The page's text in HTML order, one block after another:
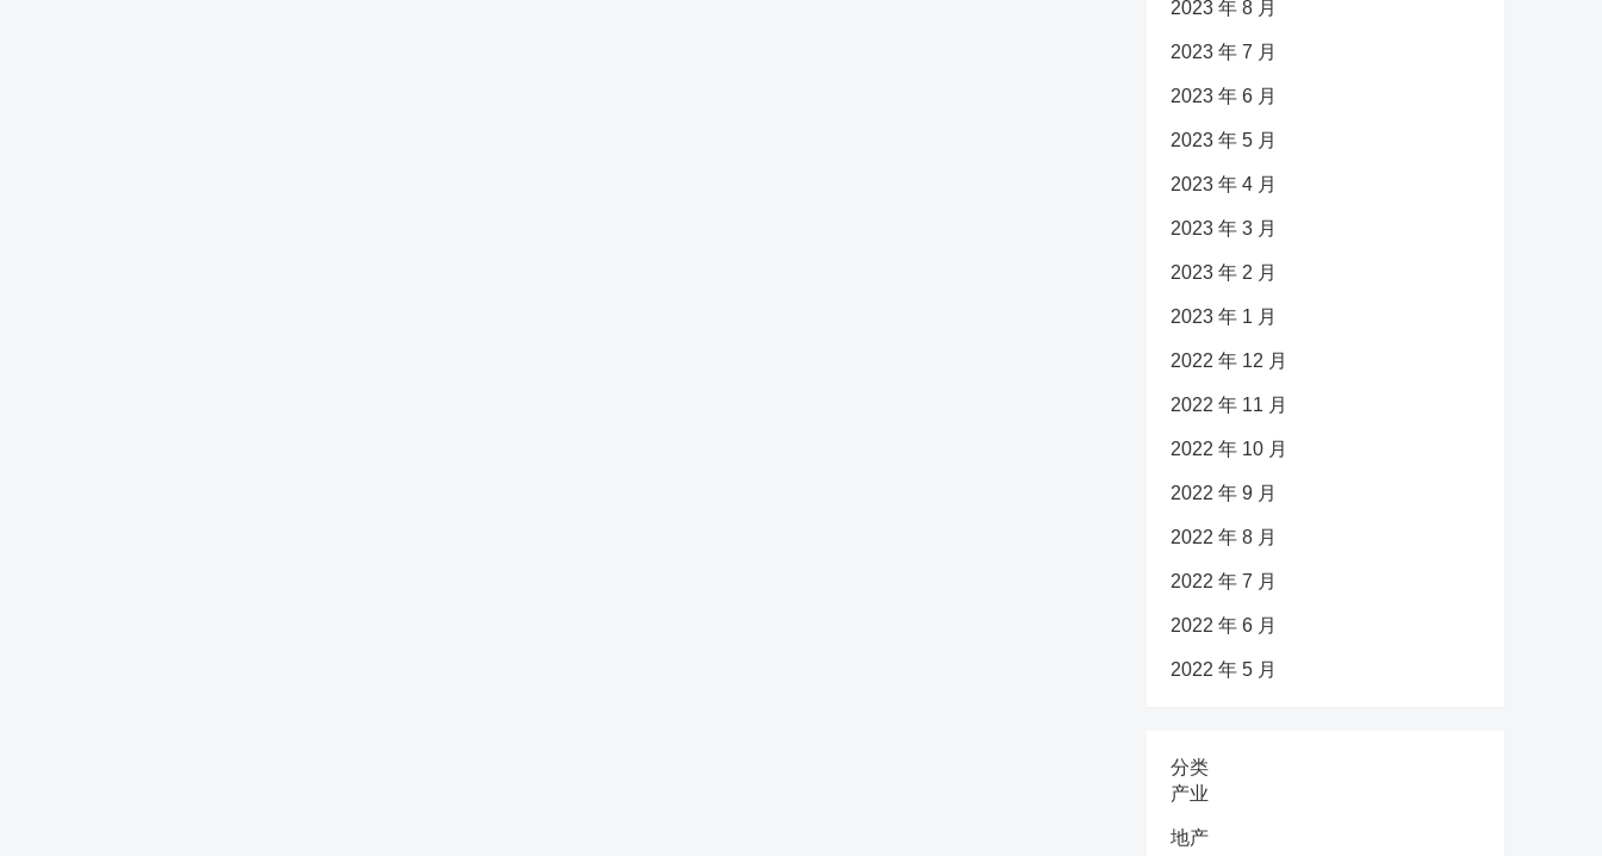
2023 年 8 月
2023 年 7 月
2023 年 6 月
2023 年 5 月
2023 年 4 月
2023 年 3 月
2023 年 2 月
2023 年 1 月
2022 年 12 月
2022 年 11 月
2022 年 10 月
2022 年 9 月
2022 年 8 月
2022 年 7 月
2022 年 6 月
2022 年 5 月
分类
产业
地产